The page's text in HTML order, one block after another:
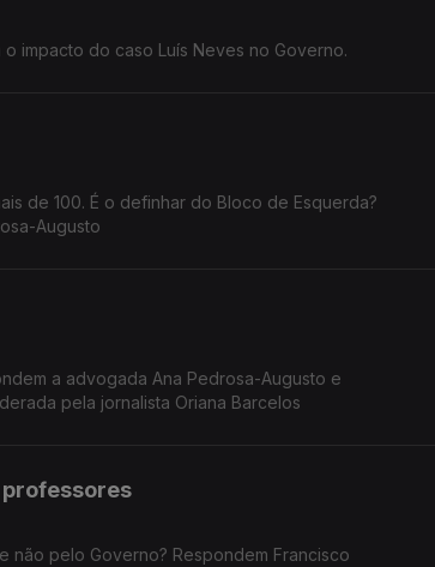
impacto do caso Luís Neves no Governo.
de 100. É o definhar do Bloco de Esquerda?
Augusto
a advogada Ana Pedrosa-Augusto e
pela jornalista Oriana Barcelos
professores
não pelo Governo? Respondem Francisco